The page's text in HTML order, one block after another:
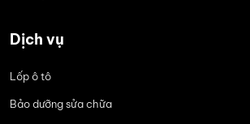
Dịch vụ
Lốp ô tô
Bảo dưỡng sửa chữa